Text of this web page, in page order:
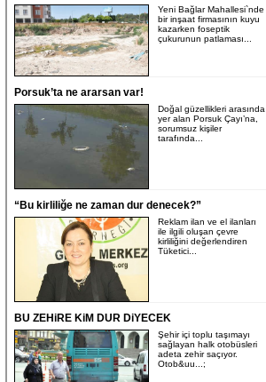
Yeni Bağlar Mahallesi`nde
bir inşaat firmasının kuyu
kazarken foseptik
çukurunun patlaması...
Porsuk’ta ne ararsan var!
Doğal güzellikleri arasında
yer alan Porsuk Çayı’na,
sorumsuz kişiler
tarafında...
“Bu kirliliğe ne zaman dur denecek?”
Reklam ilan ve el ilanları
ile ilgili oluşan çevre
kirliliğini değerlendiren
Tüketici...
BU ZEHiRE KiM DUR DiYECEK
Şehir içi toplu taşımayı
sağlayan halk otobüsleri
adeta zehir saçıyor.
Otob&uu...;